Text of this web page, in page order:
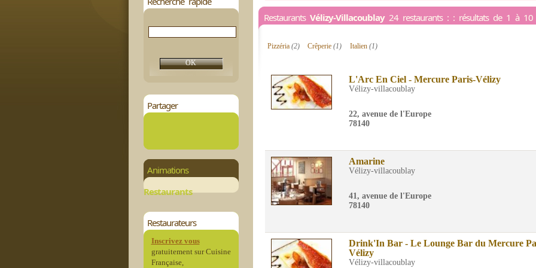
Partager
Animations
Restaurants
Restaurateurs
Inscrivez vous
gratuitement sur Cuisine
Française,
Restaurants Vélizy-Villacoublay24 restaurants : : résultats de 1 à 10
Pizzéria (2) Crêperie(1) Italien (1)
L'Arc En Ciel - Mercure Paris-Vélizy
Vélizy-villacoublay
22, avenue de l'Europe
78140
Amarine
Vélizy-villacoublay
41, avenue de l'Europe
78140
Drink'In Bar - Le Lounge Bar du Mercure
Vélizy
Vélizy-villacoublay